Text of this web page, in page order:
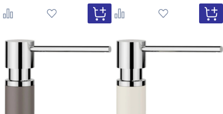
Lato Silgranit белый 525814